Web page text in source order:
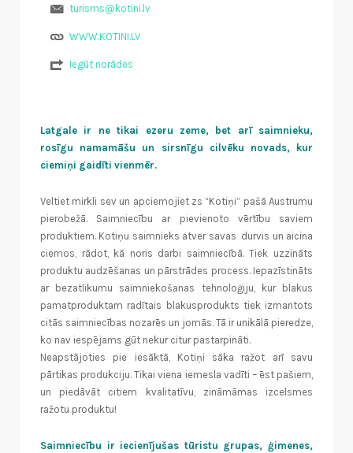
turisms@kotini.lv
WWW.KOTINI.LV
Iegūt norādes
Latgale ir ne tikai ezeru zeme, bet arī saimnieku,
rosīgu namamāšu un sirsnīgu cilvēku novads, kur
ciemiņi gaidīti vienmēr.
Veltiet mirkli sev un apciemojiet zs “Kotiņi” pašā Austrumu
pierobežā. Saimniecību ar pievienoto vērtību saviem
produktiem. Kotiņu saimnieks atver savas durvis un aicina
ciemos, rādot, kā noris darbi saimniecībā. Tiek uzzināts
produktu audzēšanas un pārstrādes process. Iepazīstināts
ar bezatlikumu saimniekošanas tehnoloģiju, kur blakus
pamatproduktam radītais blakusprodukts tiek izmantots
citās saimniecības nozarēs un jomās. Tā ir unikālā pieredze,
ko nav iespējams gūt nekur citur pastarpināti.
Neapstājoties pie iesāktā, Kotiņi sāka ražot arī savu
pārtikas produkciju. Tikai viena iemesla vadīti – ēst pašiem,
un piedāvāt citiem kvalitatīvu, zināmāmas izcelsmes
ražotu produktu!
Saimniecību ir iecienījušas tūristu grupas, ģimenes,